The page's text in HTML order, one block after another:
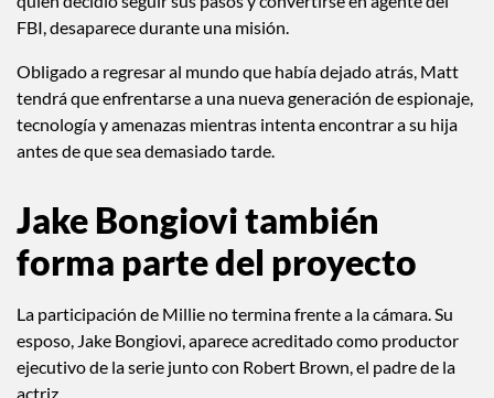
un exagente del FBI caído en desgracia que ahora trabaja
como experto en seguridad. Su vida cambia por completo
cuando su hija distanciada, Rebecca (Millie Bobby Brown),
quien decidió seguir sus pasos y convertirse en agente del
FBI, desaparece durante una misión.
Obligado a regresar al mundo que había dejado atrás, Matt
tecnología y amenazas mientras intenta encontrar a su hija
antes de que sea demasiado tarde.
Jake Bongiovi también
forma parte del proyecto